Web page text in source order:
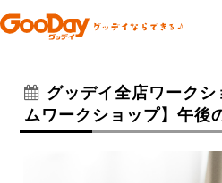
グッデイ全店ワーク
ムワークショップ】午後